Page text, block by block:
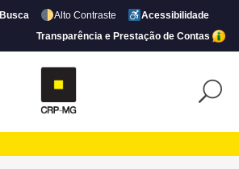
Busca Alto Contraste
Acessibilidade
Transparência e Prestação de Contas